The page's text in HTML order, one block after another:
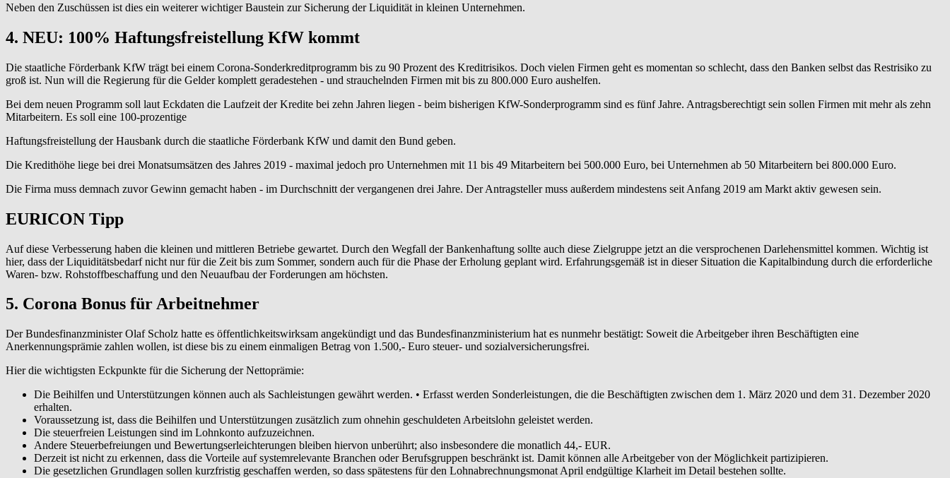
Neben den Zuschüssen ist dies ein weiterer wichtiger Baustein zur Sicherung der Liquidität in kleinen Unternehmen.
4. NEU: 100% Haftungsfreistellung KfW kommt
Die staatliche Förderbank KfW trägt bei einem Corona-Sonderkreditprogramm bis zu 90 Prozent des Kreditrisikos. Doch vielen Firmen geht es momentan so schlecht, dass den Banken selbst das Restrisiko zu
groß ist. Nun will die Regierung für die Gelder komplett geradestehen - und strauchelnden Firmen mit bis zu 800.000 Euro aushelfen.
Bei dem neuen Programm soll laut Eckdaten die Laufzeit der Kredite bei zehn Jahren liegen - beim bisherigen KfW-Sonderprogramm sind es fünf Jahre. Antragsberechtigt sein sollen Firmen mit mehr als zehn
Mitarbeitern. Es soll eine 100-prozentige
Haftungsfreistellung der Hausbank durch die staatliche Förderbank KfW und damit den Bund geben.
Die Kredithöhe liege bei drei Monatsumsätzen des Jahres 2019 - maximal jedoch pro Unternehmen mit 11 bis 49 Mitarbeitern bei 500.000 Euro, bei Unternehmen ab 50 Mitarbeitern bei 800.000 Euro.
Die Firma muss demnach zuvor Gewinn gemacht haben - im Durchschnitt der vergangenen drei Jahre. Der Antragsteller muss außerdem mindestens seit Anfang 2019 am Markt aktiv gewesen sein.
EURICON Tipp
Auf diese Verbesserung haben die kleinen und mittleren Betriebe gewartet. Durch den Wegfall der Bankenhaftung sollte auch diese Zielgruppe jetzt an die versprochenen Darlehensmittel kommen. Wichtig ist
hier, dass der Liquiditätsbedarf nicht nur für die Zeit bis zum Sommer, sondern auch für die Phase der Erholung geplant wird. Erfahrungsgemäß ist in dieser Situation die Kapitalbindung durch die erforderliche
Waren- bzw. Rohstoffbeschaffung und den Neuaufbau der Forderungen am höchsten.
5. Corona Bonus für Arbeitnehmer
Der Bundesfinanzminister Olaf Scholz hatte es öffentlichkeitswirksam angekündigt und das Bundesfinanzministerium hat es nunmehr bestätigt: Soweit die Arbeitgeber ihren Beschäftigten eine
Anerkennungsprämie zahlen wollen, ist diese bis zu einem einmaligen Betrag von 1.500,- Euro steuer- und sozialversicherungsfrei.
Hier die wichtigsten Eckpunkte für die Sicherung der Nettoprämie:
Die Beihilfen und Unterstützungen können auch als Sachleistungen gewährt werden. • Erfasst werden Sonderleistungen, die die Beschäftigten zwischen dem 1. März 2020 und dem 31. Dezember 2020
erhalten.
Voraussetzung ist, dass die Beihilfen und Unterstützungen zusätzlich zum ohnehin geschuldeten Arbeitslohn geleistet werden.
Die steuerfreien Leistungen sind im Lohnkonto aufzuzeichnen.
Andere Steuerbefreiungen und Bewertungserleichterungen bleiben hiervon unberührt; also insbesondere die monatlich 44,- EUR.
Derzeit ist nicht zu erkennen, dass die Vorteile auf systemrelevante Branchen oder Berufsgruppen beschränkt ist. Damit können alle Arbeitgeber von der Möglichkeit partizipieren.
Die gesetzlichen Grundlagen sollen kurzfristig geschaffen werden, so dass spätestens für den Lohnabrechnungsmonat April endgültige Klarheit im Detail bestehen sollte.